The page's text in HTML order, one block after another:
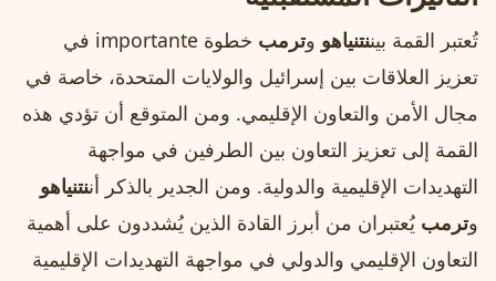
تُعتبر القمة بيننتنياهو وترمب
خطوة importante في
تعزيز العلاقات بين إسرائيل والولايات المتحدة، خاصة في
مجال الأمن والتعاون الإقليمي. ومن المتوقع أن تؤدي هذه
القمة إلى تعزيز التعاون بين الطرفين في مواجهة
التهديدات الإقليمية والدولية. ومن الجدير بالذكر أننتنياهو
وترمب يُعتبران من أبرز القادة الذين يُشددون على أهمية
التعاون الإقليمي والدولي في مواجهة التهديدات الإقليمية